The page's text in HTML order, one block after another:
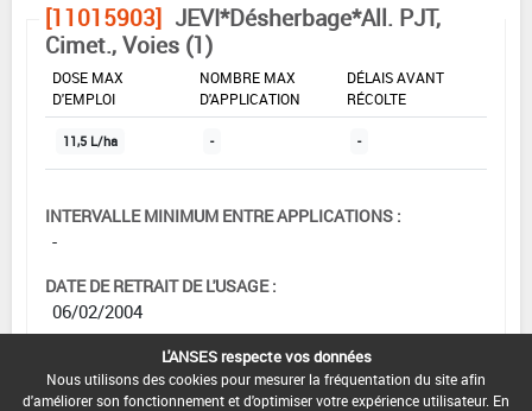
[11015903] JEVI*Désherbage*All. PJT,
Cimet., Voies (1)
DOSE MAX
D'EMPLOI
NOMBRE MAX
D'APPLICATION
DÉLAIS AVANT
RÉCOLTE
11,5 L/ha - -
INTERVALLE MINIMUM ENTRE APPLICATIONS :
-
DATE DE RETRAIT DE L'USAGE :
06/02/2004
DATE DE FIN DE DISTRIBUTION :
-
L'ANSES respecte vos données
Nous utilisons des cookies pour mesurer la fréquentation du site afin
d'améliorer son fonctionnement et d'optimiser votre expérience utilisateur. En